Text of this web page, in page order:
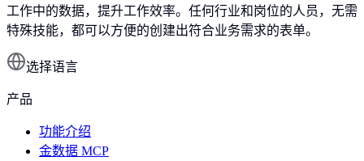
工作中的数据，提升工作效率。任何行业和岗位的人员，无需
特殊技能，都可以方便的创建出符合业务需求的表单。
选择语言
产品
功能介绍
金数据 MCP